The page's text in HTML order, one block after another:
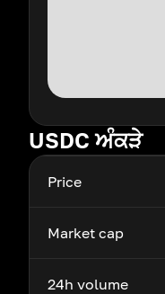
USDC ਅੰਕੜੇ
Price
Market cap
24h volume